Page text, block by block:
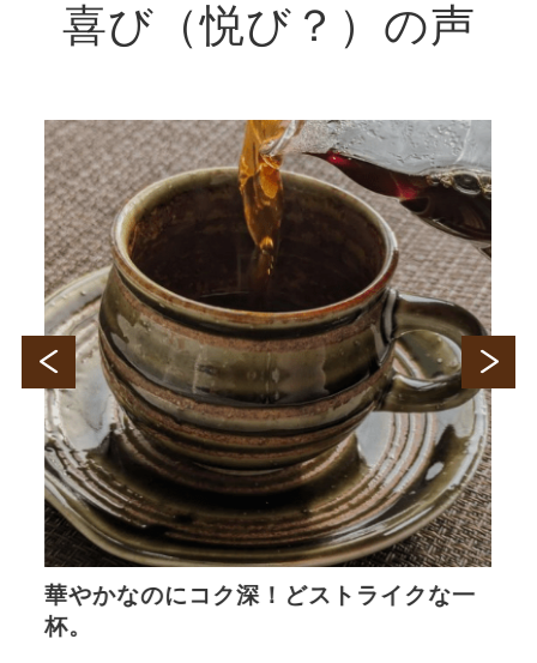
喜び（悦び？）の声
華やかなのにコク深！どストライクな一
杯。